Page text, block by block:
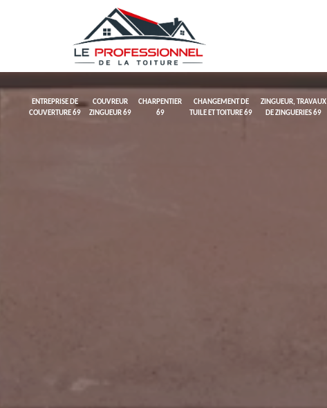
ENTREPRISE DE
COUVERTURE 69
COUVREUR
ZINGUEUR 69
CHARPENTIER
69
CHANGEMENT DE
TUILE ET TOITURE 69
ZINGUEUR, TRAVAUX
DE ZINGUERIES 69